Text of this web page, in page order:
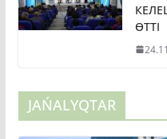
ӨТТІ
JAŃALYQTAR